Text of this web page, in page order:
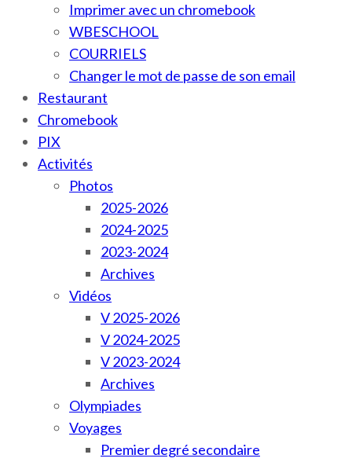
Imprimer avec un chromebook
WBESCHOOL
COURRIELS
Changer le mot de passe de son email
Restaurant
Chromebook
PIX
Activités
Photos
2025-2026
2024-2025
2023-2024
Archives
Vidéos
V 2025-2026
V 2024-2025
V 2023-2024
Archives
Olympiades
Voyages
Premier degré secondaire